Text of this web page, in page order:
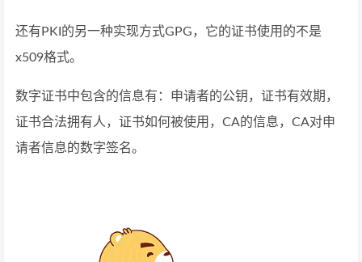
还有PKI的另一种实现方式GPG，它的证书使用的不是
x509格式。
数字证书中包含的信息有：申请者的公钥，证书有效期，
证书合法拥有人，证书如何被使用，CA的信息，CA对申
请者信息的数字签名。